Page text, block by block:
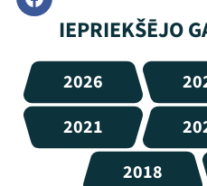
IEPRIEKŠĒJO
2026
2021
2018